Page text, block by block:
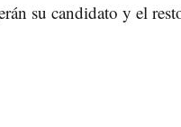
su candidato y el